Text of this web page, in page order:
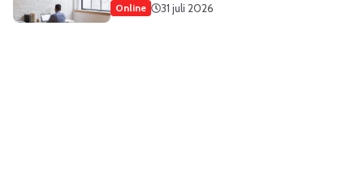
Online 31 juli 2026